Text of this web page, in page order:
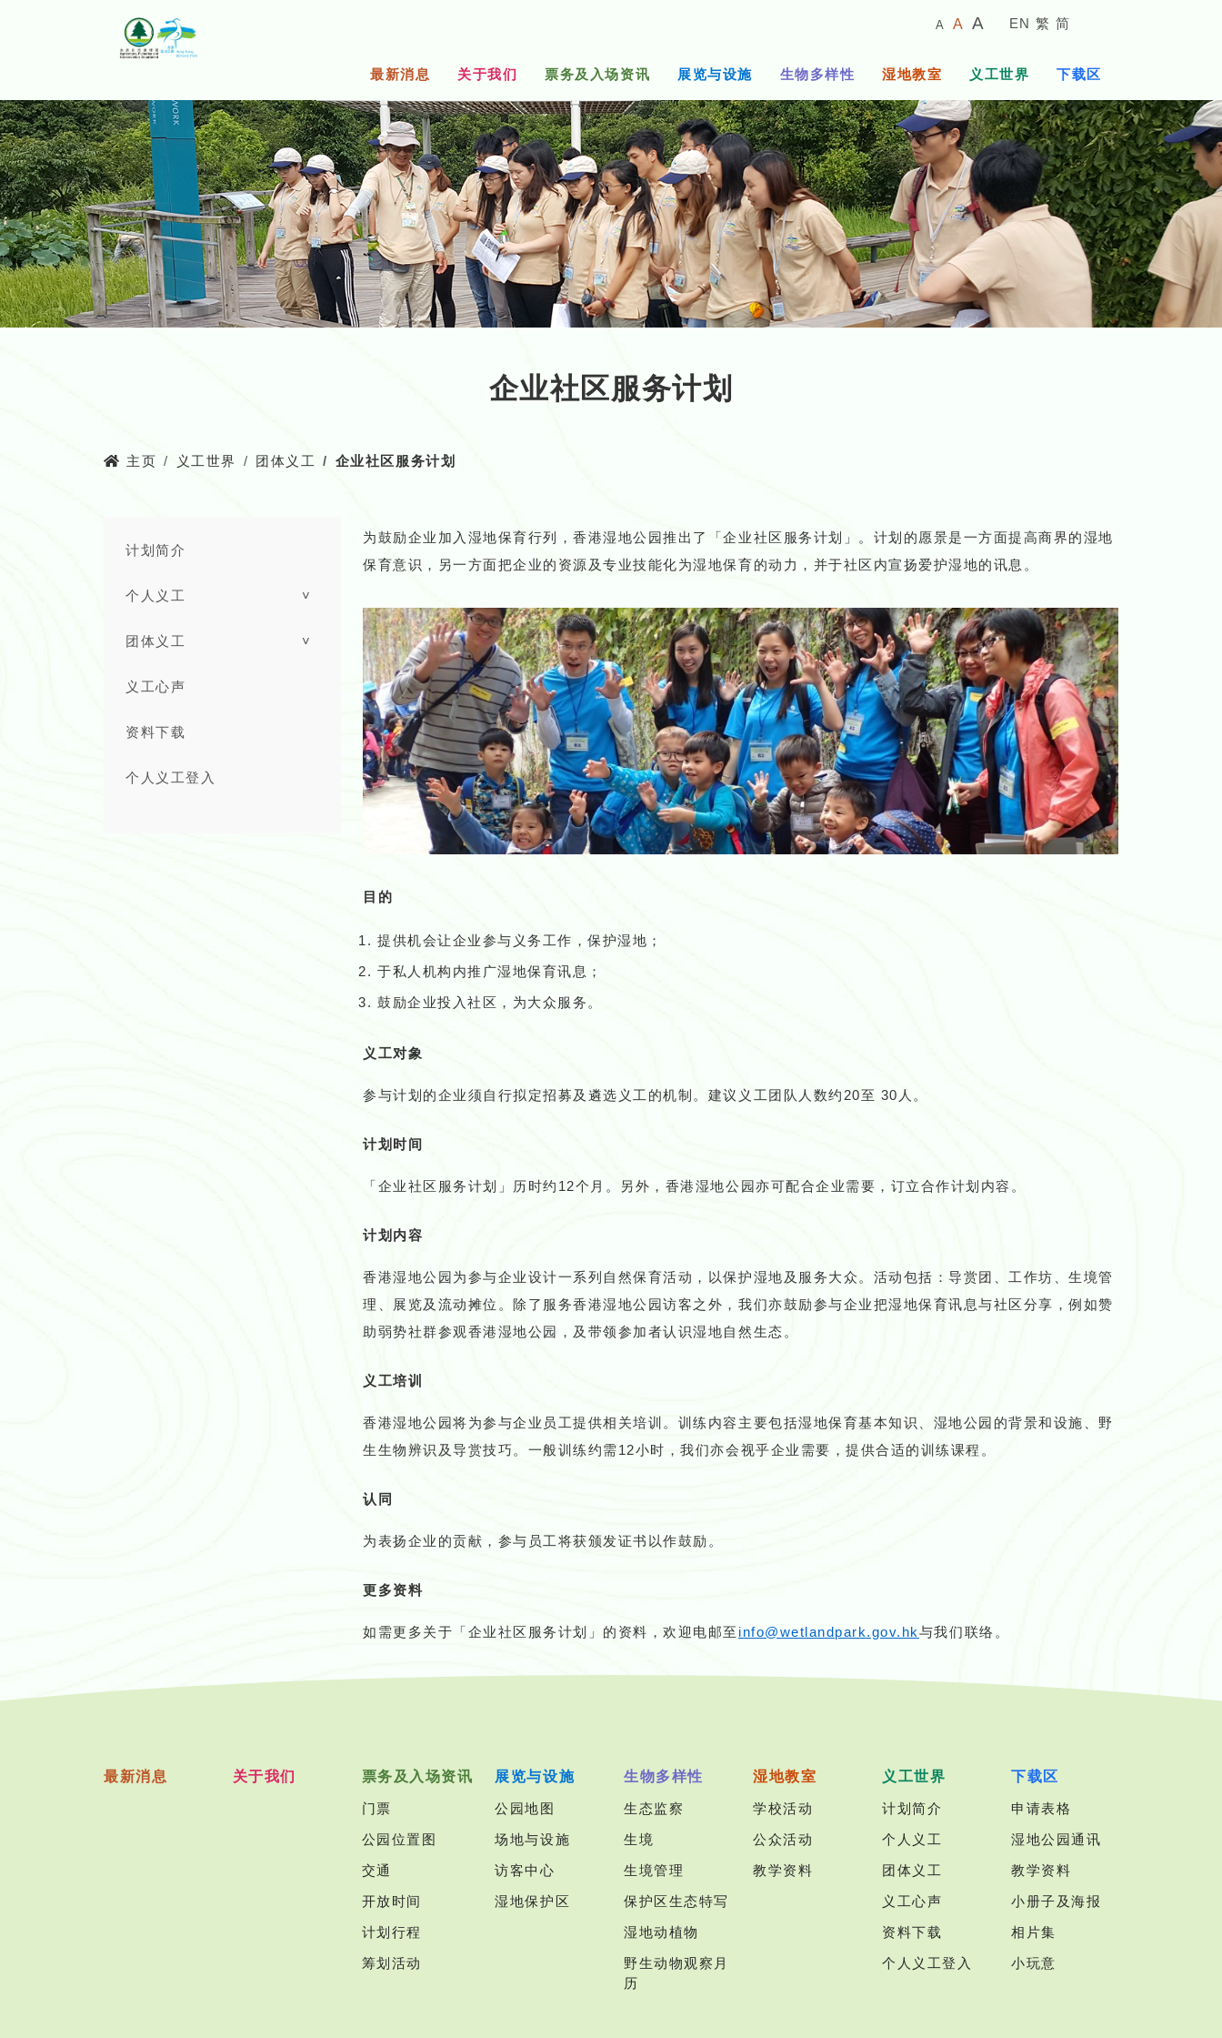
容
A
较
A
预
字
体
大
小
A
的
字
体
EN 繁 简
最新消息 关于我们 票务及入场资讯 展览与设施 生物多样性 湿地教室 义工世界 下载区
企业社区服务计划
主页 义工世界 团体义工 企业社区服务计划
计划简介
个人义工 ˅
团体义工 ˅
义工心声
资料下载
个人义工登入
为鼓励企业加入湿地保育行列，香港湿地公园推出了「企业社区服务计划」。计划的愿景是一方面提高商界的湿地
保育意识，另一方面把企业的资源及专业技能化为湿地保育的动力，并于社区内宣扬爱护湿地的讯息。
目的
提供机会让企业参与义务工作，保护湿地；
于私人机构内推广湿地保育讯息；
鼓励企业投入社区，为大众服务。
义工对象
参与计划的企业须自行拟定招募及遴选义工的机制。建议义工团队人数约20至 30人。
计划时间
「企业社区服务计划」历时约12个月。另外，香港湿地公园亦可配合企业需要，订立合作计划内容。
计划内容
香港湿地公园为参与企业设计一系列自然保育活动，以保护湿地及服务大众。活动包括：导赏团、工作坊、生境管
理、展览及流动摊位。除了服务香港湿地公园访客之外，我们亦鼓励参与企业把湿地保育讯息与社区分享，例如赞
助弱势社群参观香港湿地公园，及带领参加者认识湿地自然生态。
义工培训
香港湿地公园将为参与企业员工提供相关培训。训练内容主要包括湿地保育基本知识、湿地公园的背景和设施、野
生生物辨识及导赏技巧。一般训练约需12小时，我们亦会视乎企业需要，提供合适的训练课程。
认同
为表扬企业的贡献，参与员工将获颁发证书以作鼓励。
更多资料
如需更多关于「企业社区服务计划」的资料，欢迎电邮至 info@wetlandpark.gov.hk与我们联络。
最新消息 关于我们 票务及入场资讯
门票
公园位置图
交通
开放时间
计划行程
筹划活动
展览与设施
公园地图
场地与设施
访客中心
湿地保护区
生物多样性
生态监察
生境
生境管理
保护区生态特写
湿地动植物
野生动物观察月
历
湿地教室
学校活动
公众活动
教学资料
义工世界
计划简介
个人义工
团体义工
义工心声
资料下载
个人义工登入
下载区
申请表格
湿地公园通讯
教学资料
小册子及海报
相片集
小玩意